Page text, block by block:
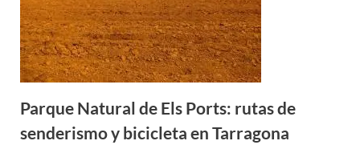
Parque Natural de Els Ports: rutas de
senderismo y bicicleta en Tarragona